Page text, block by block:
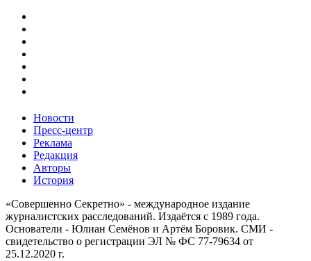
Новости
Пресс-центр
Реклама
Редакция
Авторы
История
«Совершенно Секретно» - международное издание
журналистских расследований. Издаётся с 1989 года.
Основатели - Юлиан Семёнов и Артём Боровик. CМИ -
свидетельство о регистрации ЭЛ № ФС 77-79634 от
25.12.2020 г.